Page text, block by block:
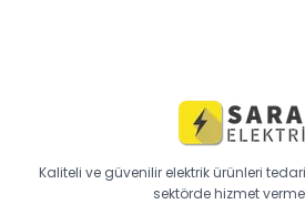
Kaliteli ve güvenilir elektrik ürünleri
sektörde hizmet